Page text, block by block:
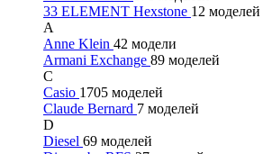
33 ELEMENT Hexstone 12 моделей
A
Anne Klein 42 модели
Armani Exchange 89 моделей
C
Casio 1705 моделей
Claude Bernard 7 моделей
D
Diesel 69 моделей